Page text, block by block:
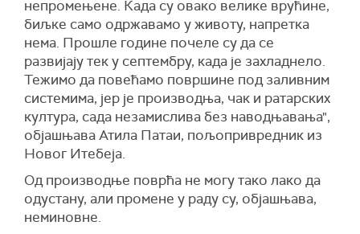
непромењене. Када су овако велике врућине,
биљке само одржавамо у животу, напретка
нема. Прошле године почеле су да се
развијају тек у септембру, када је захладнело.
Тежимо да повећамо површине под заливним
системима, јер је производња, чак и ратарских
култура, сада незамислива без наводњавања",
објашњава Атила Патаи, пољопривредник из
Новог Итебеја.
Од производње поврћа не могу тако лако да
одустану, али промене у раду су, објашњава,
неминовне.